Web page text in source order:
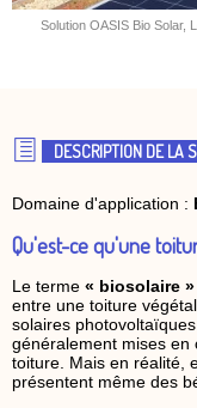
Solution OASIS Bio Solar,
DESCRIPTION DE LA
Domaine d'application :
Qu'est-ce qu'une
Le terme « biosolaire »
entre une toiture
solaires
généralement mises en
toiture. Mais en réalité,
présentent même des